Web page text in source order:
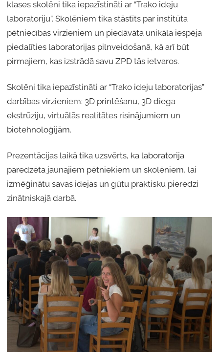
klases skolēni tika iepazīstināti ar “Trako ideju
laboratoriju”. Skolēniem tika stāstīts par institūta
pētniecības virzieniem un piedāvāta unikāla iespēja
piedalīties laboratorijas pilnveidošanā, kā arī būt
pirmajiem, kas izstrādā savu ZPD tās ietvaros.
Skolēni tika iepazīstināti ar “Trako ideju laboratorijas”
darbības virzieniem: 3D printēšanu, 3D diega
ekstrūziju, virtuālās realitātes risinājumiem un
biotehnoloģijām.
Prezentācijas laikā tika uzsvērts, ka laboratorija
paredzēta jaunajiem pētniekiem un skolēniem, lai
izmēģinātu savas idejas un gūtu praktisku pieredzi
zinātniskajā darbā.